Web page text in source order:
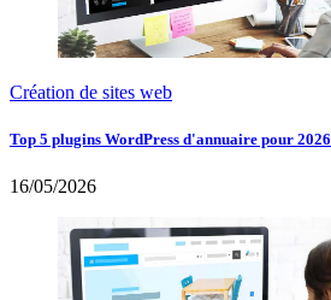
Création de sites web
Top 5 plugins WordPress d'annuaire pour 2026
16/05/2026